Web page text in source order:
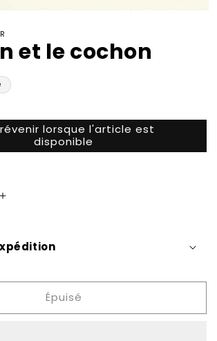
et le cochon
lorsque l'article est
disponible
Augmenter
de
cochon
Épuisé